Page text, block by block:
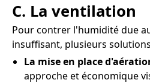
C. La ventilation
Pour contrer l'humidité due
insuffisant, plusieurs
La mise en place
approche et économique